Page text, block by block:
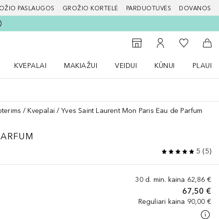
PASLAUGOS GROŽIO KORTELĖ PARDUOTUVĖS DOVANOS
Į parduotuvių paiešką
Į mano paskyrą
Į mano
Į
KVEPALAI
MAKIAŽUI
VEIDUI
KŪNUI
Kvepalai Yves Saint Laurent Mon Paris Eau de Parfum
5 (5)
30 d. min. kaina 62,86 €
67,50 €
Reguliari kaina 90,00 €